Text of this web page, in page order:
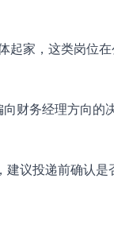
家，这类岗位在
财务经理方向的
建议投递前确认